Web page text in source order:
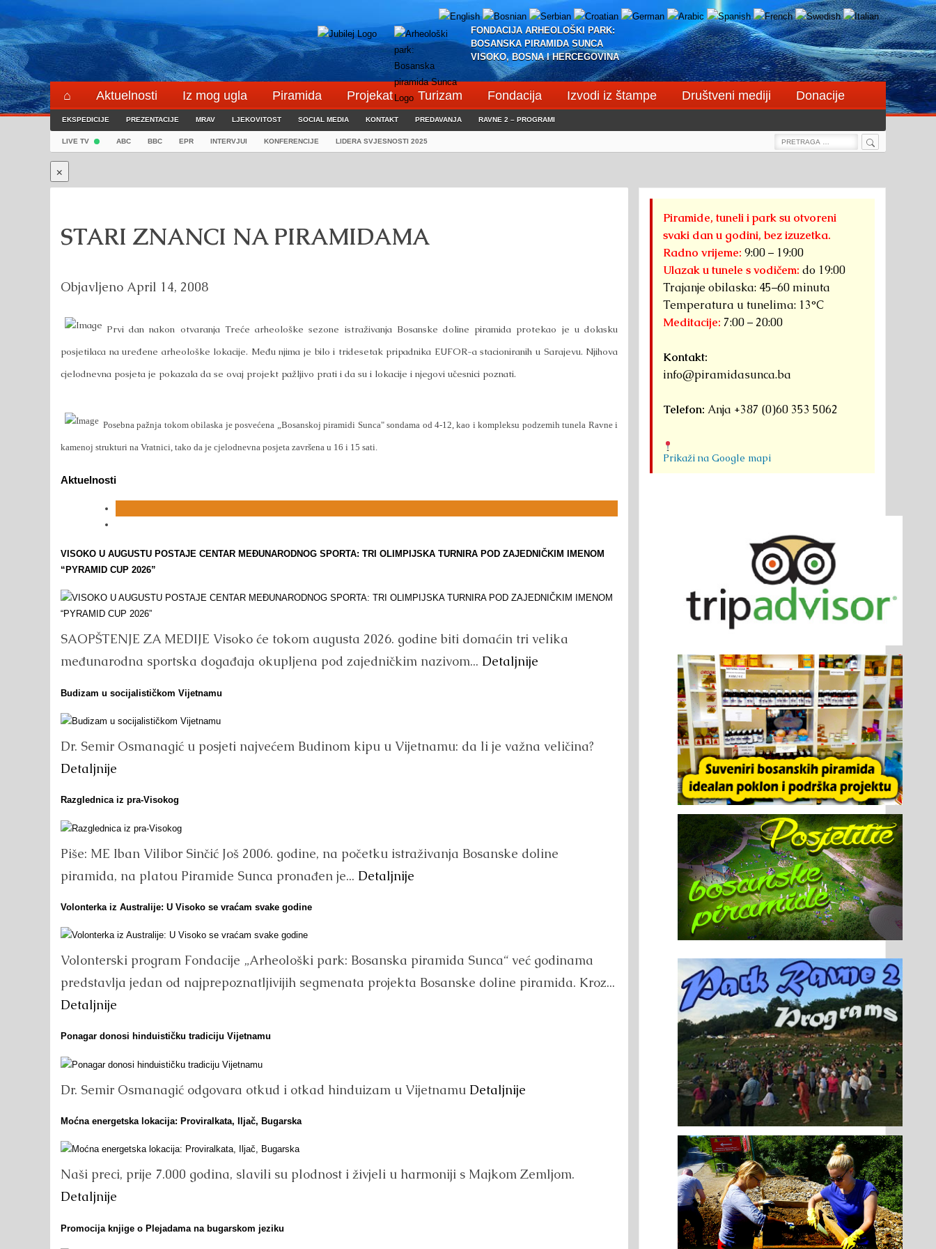
Skip
to
content
FONDACIJA ARHEOLOŠKI PARK:
BOSANSKA PIRAMIDA SUNCA
VISOKO, BOSNA I HERCEGOVINA
⌂ Aktuelnosti Iz mog ugla Piramida Projekat Turizam Fondacija Izvodi iz štampe Društveni mediji
Donacije
Blogeri
⌖ ☰
EKSPEDICIJE PREZENTACIJE MRAV LJEKOVITOST SOCIAL MEDIA KONTAKT PREDAVANJA RAVNE 2 – PROGRAMI
LIVE TV ABC BBC EPR INTERVJUI KONFERENCIJE LIDERA SVJESNOSTI 2025
Search
Search
×
STARI ZNANCI NA PIRAMIDAMA
Objavljeno April 14, 2008
Prvi dan nakon otvaranja Treće arheološke sezone istraživanja Bosanske doline piramida protekao je u dolasku
posjetilaca na uređene arheološke lokacije. Među njima je bilo i tridesetak pripadnika EUFOR-a stacioniranih u Sarajevu. Njihova
cjelodnevna posjeta je pokazala da se ovaj projekt pažljivo prati i da su i lokacije i njegovi učesnici poznati.
Posebna pažnja tokom obilaska je posvećena „Bosanskoj piramidi Sunca" sondama od 4-12, kao i kompleksu podzemih tunela Ravne i
kamenoj strukturi na Vratnici, tako da je cjelodnevna posjeta završena u 16 i 15 sati.
Aktuelnosti
VISOKO U AUGUSTU POSTAJE CENTAR MEĐUNARODNOG SPORTA: TRI OLIMPIJSKA TURNIRA POD ZAJEDNIČKIM IMENOM
“PYRAMID CUP 2026”
SAOPŠTENJE ZA MEDIJE Visoko će tokom augusta 2026. godine biti domaćin tri velika
međunarodna sportska događaja okupljena pod zajedničkim nazivom... Detaljnije
Budizam u socijalističkom Vijetnamu
Dr. Semir Osmanagić u posjeti najvećem Budinom kipu u Vijetnamu: da li je važna veličina?
Detaljnije
Razglednica iz pra-Visokog
Piše: ME Iban Vilibor Sinčić Još 2006. godine, na početku istraživanja Bosanske doline
piramida, na platou Piramide Sunca pronađen je... Detaljnije
Volonterka iz Australije: U Visoko se vraćam svake godine
Volonterski program Fondacije „Arheološki park: Bosanska piramida Sunca“ već godinama
predstavlja jedan od najprepoznatljivijih segmenata projekta Bosanske doline piramida. Kroz...
Detaljnije
Ponagar donosi hinduističku tradiciju Vijetnamu
Dr. Semir Osmanagić odgovara otkud i otkad hinduizam u Vijetnamu Detaljnije
Moćna energetska lokacija: Proviralkata, Iljač, Bugarska
Naši preci, prije 7.000 godina, slavili su plodnost i živjeli u harmoniji s Majkom Zemljom.
Detaljnije
Promocija knjige o Plejadama na bugarskom jeziku
Piramide, tuneli i park su otvoreni
svaki dan u godini, bez izuzetka.
Radno vrijeme: 9:00 – 19:00
Ulazak u tunele s vodičem: do 19:00
Trajanje obilaska: 45–60 minuta
Temperatura u tunelima: 13°C
Meditacije: 7:00 – 20:00
Kontakt:
info@piramidasunca.ba
Telefon: Anja +387 (0)60 353 5062
Prikaži na Google mapi